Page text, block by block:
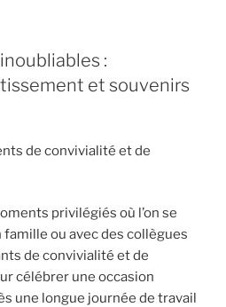
:
et souvenirs
de convivialité et de
privilégiés où l’on se
ou avec des collègues
de convivialité et de
célébrer une occasion
une longue journée de travail